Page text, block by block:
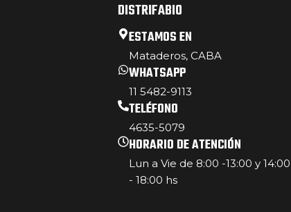
DISTRIFABIO
ESTAMOS EN
Mataderos, CABA
WHATSAPP
11 5482-9113
TELÉFONO
4635-5079
HORARIO DE ATENCIÓN
Lun a Vie de 8:00 -13:00 y 14:00
- 18:00 hs